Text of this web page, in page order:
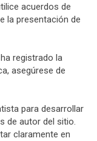
acuerdos de
la presentación de
registrado la
asegúrese de
para desarrollar
de autor del sitio.
claramente en